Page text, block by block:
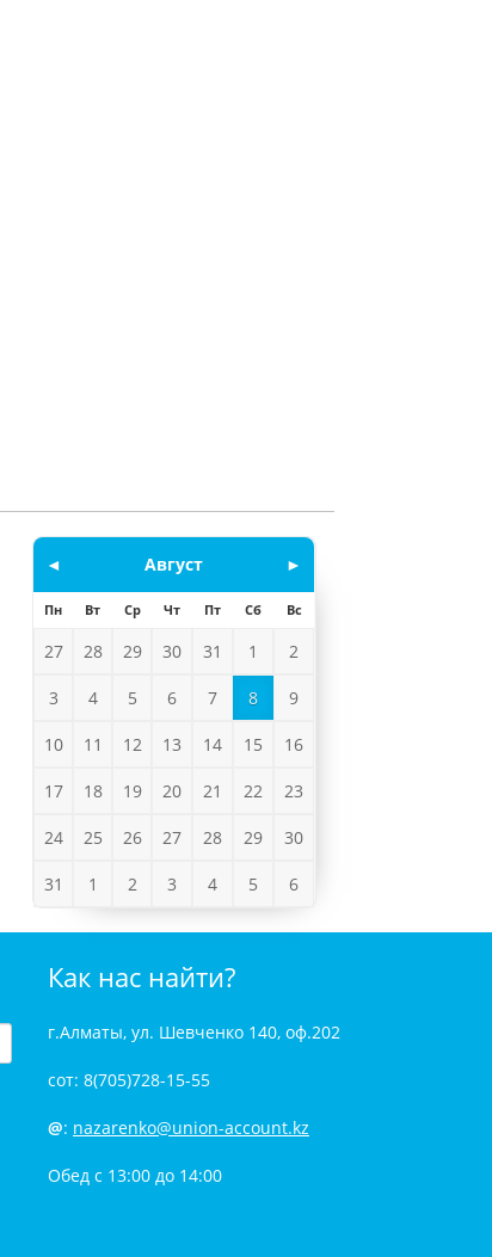
◄ ►
Август
Пн Вт Ср Чт Пт Сб Вс
27 28 29 30 31 1 2
3 4 5 6 7 8 9
10 11 12 13 14 15 16
17 18 19 20 21 22 23
24 25 26 27 28 29 30
31 1 2 3 4 5 6
Как нас найти?
г.Алматы, ул. Шевченко 140, оф.202
сот: 8(705)728-15-55
@: nazarenko@union-account.kz
Обед с 13:00 до 14:00